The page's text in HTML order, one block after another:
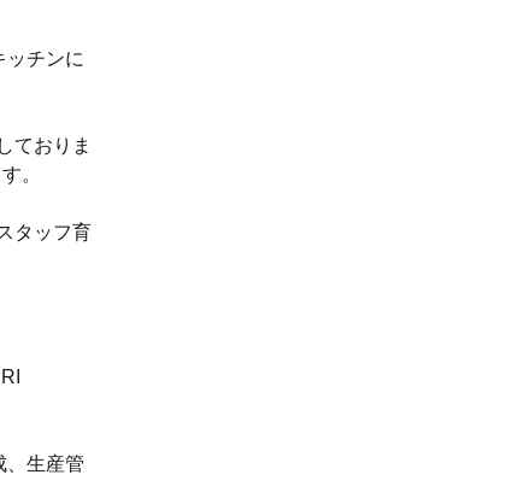
ッチンに
ておりま
。
タッフ育
、生産管